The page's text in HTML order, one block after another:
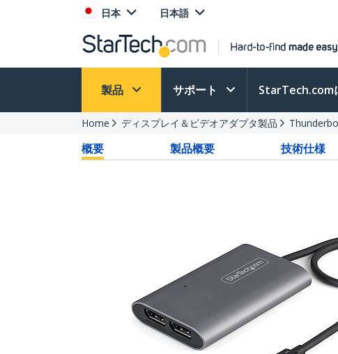
日本 日本語
製品 サポート StarTech.com
Home ディスプレイ＆ビデオアダプタ製品
概要 製品概要 技術仕様